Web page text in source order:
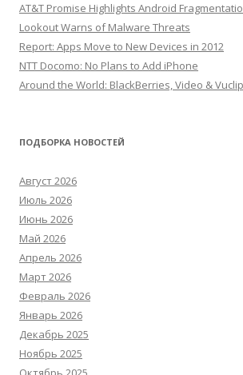
AT&T Promise Highlights Android
Lookout Warns of Malware Threats
Report: Apps Move to New Devices in 2012
NTT Docomo: No Plans to Add iPhone
Around the World: BlackBerries, Video & Vuclip
ПОДБОРКА НОВОСТЕЙ
Август 2026
Июль 2026
Июнь 2026
Май 2026
Апрель 2026
Март 2026
Февраль 2026
Январь 2026
Декабрь 2025
Ноябрь 2025